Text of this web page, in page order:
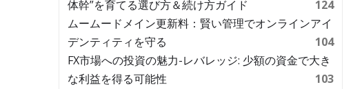
体幹”を育てる選び方＆続け方ガイド
124
ムームードメイン更新料：賢い管理でオンラインアイ
デンティティを守る
104
FX市場への投資の魅力-レバレッジ: 少額の資金で大き
な利益を得る可能性
103